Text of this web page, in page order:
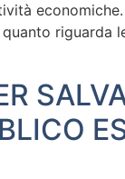
riguarda